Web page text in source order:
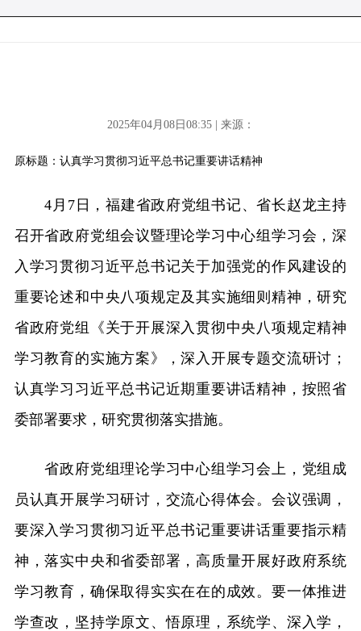
2025年04月08日08:35 | 来源：
原标题：认真学习贯彻习近平总书记重要讲话精神
4月7日，福建省政府党组书记、省长赵龙主持
召开省政府党组会议暨理论学习中心组学习会，深
入学习贯彻习近平总书记关于加强党的作风建设的
重要论述和中央八项规定及其实施细则精神，研究
省政府党组《关于开展深入贯彻中央八项规定精神
学习教育的实施方案》，深入开展专题交流研讨；
认真学习习近平总书记近期重要讲话精神，按照省
委部署要求，研究贯彻落实措施。
省政府党组理论学习中心组学习会上，党组成
员认真开展学习研讨，交流心得体会。会议强调，
要深入学习贯彻习近平总书记重要讲话重要指示精
神，落实中央和省委部署，高质量开展好政府系统
学习教育，确保取得实实在在的成效。要一体推进
学查改，坚持学原文、悟原理，系统学、深入学，